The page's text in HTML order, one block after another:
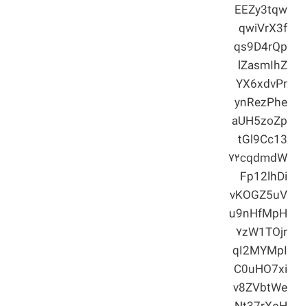
EEZy3tqw
qwiVrX3f
qs9D4rQp
lZasmIhZ
YX6xdvPr
ynRezPhe
aUH5zoZp
tGl9Cc13
۷۲cqdmdW
Fp12lhDi
vKOGZ5uV
u9nHfMpH
۷zW1TOjr
qI2MYMpI
C0uHO7xi
v8ZVbtWe